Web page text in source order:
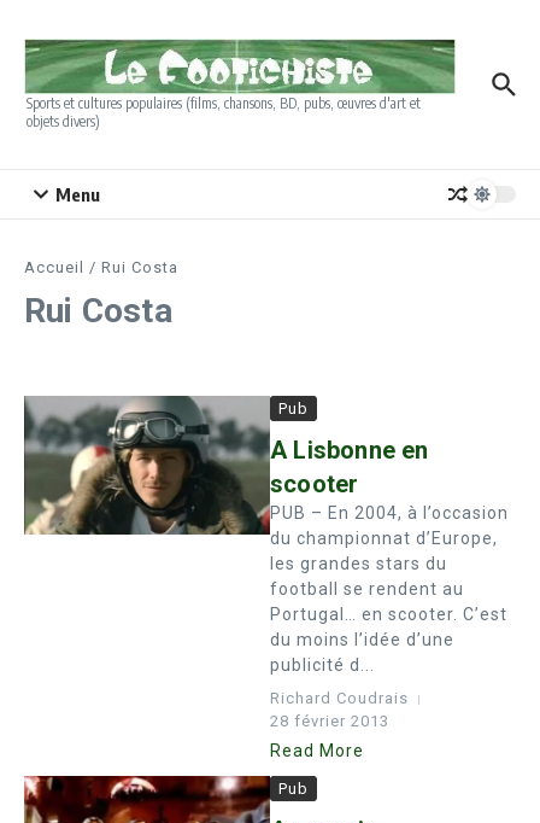
Sports et cultures populaires (films, chansons, BD, pubs, œuvres d'art et
objets divers)
Menu
Accueil / Rui Costa
Rui Costa
Pub
A Lisbonne en
scooter
PUB – En 2004, à l’occasion
du championnat d’Europe,
les grandes stars du
football se rendent au
Portugal… en scooter. C’est
du moins l’idée d’une
publicité d...
Richard Coudrais
28 février 2013
Read More
Pub